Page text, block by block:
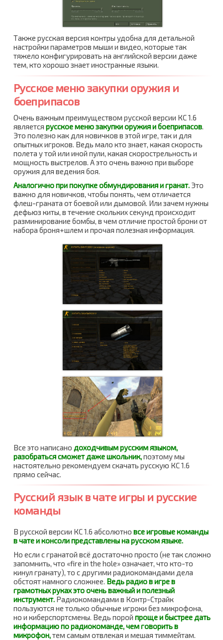
Также русская версия контры удобна для детальной
настройки параметров мыши и видео, которые так
тяжело конфигурировать на английской версии даже
тем, кто хорошо знает иностранные языки.
Русское меню закупки оружия и
боеприпасов
Очень важным преимуществом русской версии КС 1.6
является русское меню закупки оружия и боеприпасов.
Это полезно как для новичков в этой игре, так и для
опытных игроков. Ведь мало кто знает, какая скорость
полета у той или иной пули, какая скорострельность и
мощность выстрелов. А это очень важно при выборе
оружия для ведения боя.
Аналогично при покупке обмундирования и гранат.Это
важно для новичков, чтобы понять, чем отличается
флеш-граната от боевой или дымовой. Или зачем нужны
дефьюз киты, в течение скольких секунд происходит
разминирование бомбы, в чем отличие простой брони от
набора броня+шлем и прочая полезная информация.
Все это написано доходчивым русским языком,
разобраться сможет даже школьник,поэтому мы
настоятельно рекомендуем скачать русскую КС 1.6
прямо сейчас.
Русский язык в чате игры и русские
команды
В русской версии КС 1.6 абсолютно все игровые команды
в чате и консоли представлены на русском языке.
Но если с гранатой всё достаточно просто (не так сложно
запомнить, что «fire in the hole» означает, что кто-то
кинул гранату), то с другими радиокомандами дела
обстоят намного сложнее. Ведь радио в игре в
грамотных руках это очень важный и полезный
инструмент.Радиокомандами в Контр-Страйк
пользуются не только обычные игроки без микрофона,
но и киберспортсмены. Ведь порой проще и быстрее дать
информацию по радиокоманде, чем говорить в
микрофон,тем самым отвлекая и мешая тиммейтам.